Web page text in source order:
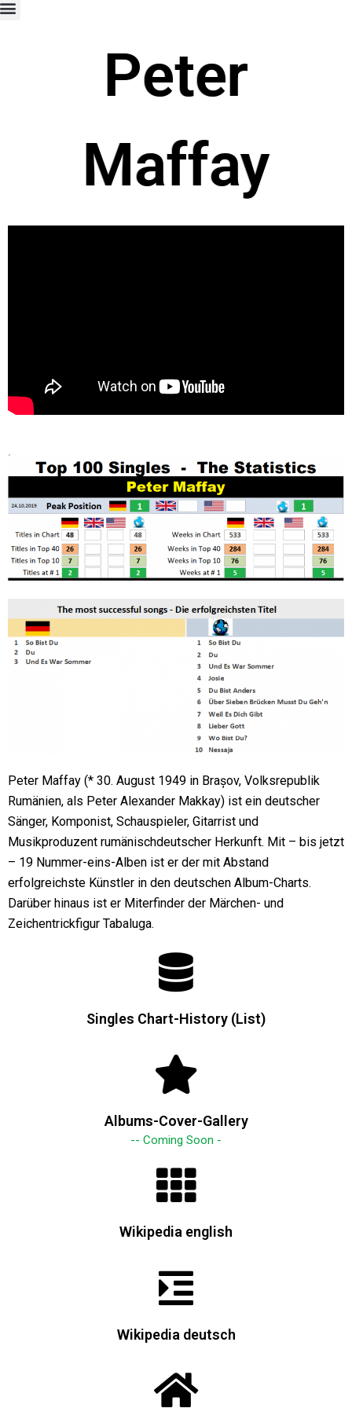
Peter
Maffay
Peter Maffay (* 30. August 1949 in Brașov, Volksrepublik
Rumänien, als Peter Alexander Makkay) ist ein deutscher
Sänger, Komponist, Schauspieler, Gitarrist und
Musikproduzent rumänischdeutscher Herkunft. Mit – bis jetzt
– 19 Nummer-eins-Alben ist er der mit Abstand
erfolgreichste Künstler in den deutschen Album-Charts.
Darüber hinaus ist er Miterfinder der Märchen- und
Zeichentrickfigur Tabaluga.
Singles Chart-History (List)
Albums-Cover-Gallery
-- Coming Soon -
Wikipedia english
Wikipedia deutsch